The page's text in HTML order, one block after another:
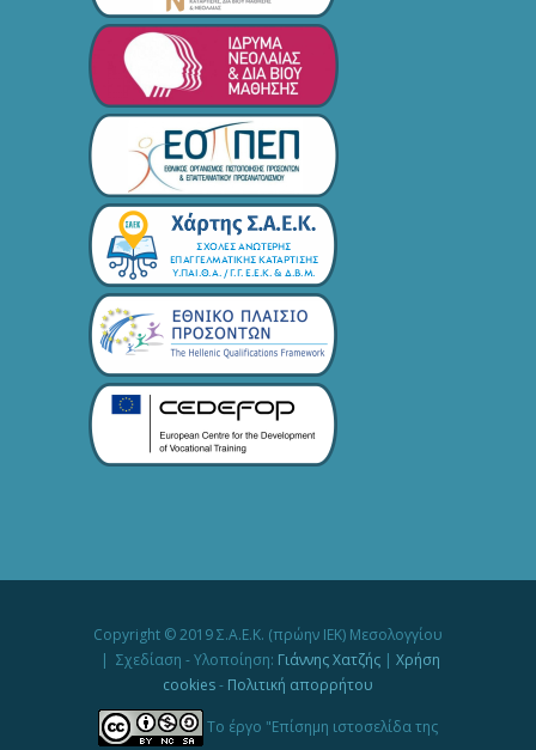
Copyright © 2019 Σ.Α.Ε.Κ. (πρώην ΙΕΚ) Μεσολογγίου
| Σχεδίαση - Υλοποίηση: Γιάννης Χατζής| Χρήση
cookies- Πολιτική απορρήτου
Το έργο "Επίσημη ιστοσελίδα της